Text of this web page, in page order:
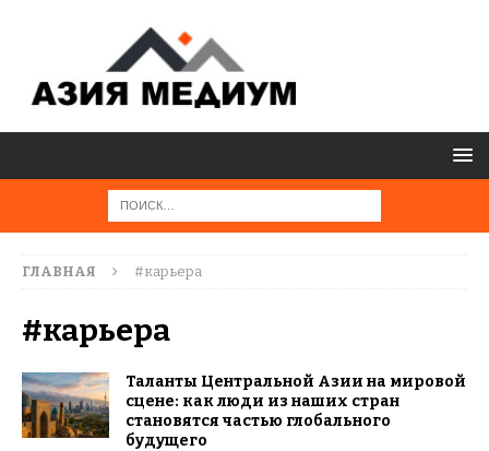
ГЛАВНАЯ #карьера
#карьера
Таланты Центральной Азии на мировой
сцене: как люди из наших стран
становятся частью глобального
будущего